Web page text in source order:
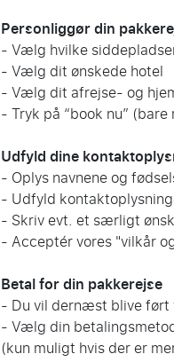
Personliggør din
- Vælg hvilke
- Vælg dit ønskede hotel
- Vælg dit afrejse- og
- Tryk på “book nu”
Udfyld dine
- Oplys navnene og
- Udfyld
- Skriv evt. et særligt
- Acceptér vores "vilkår
Betal for din pakkerejse
- Du vil dernæst blive
- Vælg din
(kun muligt hvis der er